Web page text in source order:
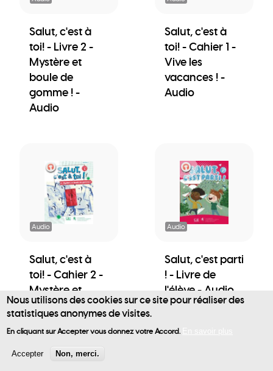
User
account
Salut, c'est à
toi! - Livre 2 -
Mystère et
boule de
gomme ! -
Audio
Salut, c'est à
toi! - Cahier 1 -
Vive les
vacances ! -
Audio
Audio
Salut, c'est à
toi! - Cahier 2 -
Mystère et
boule de
gomme ! -
Audio
Audio
Salut, c'est parti
! - Livre de
l'élève - Audio
Nous utilisons des cookies sur ce site pour réaliser des
statistiques anonymes de visites.
En cliquant sur Accepter vous donnez votre Accord.
Accepter Non, merci.